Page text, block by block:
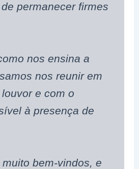
permanecer firmes
nos ensina a
nos reunir em
e com o
à presença de
bem-vindos, e